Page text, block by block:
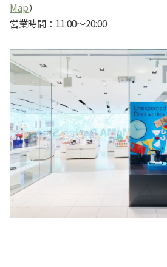
Map）
営業時間：11:00〜20:00